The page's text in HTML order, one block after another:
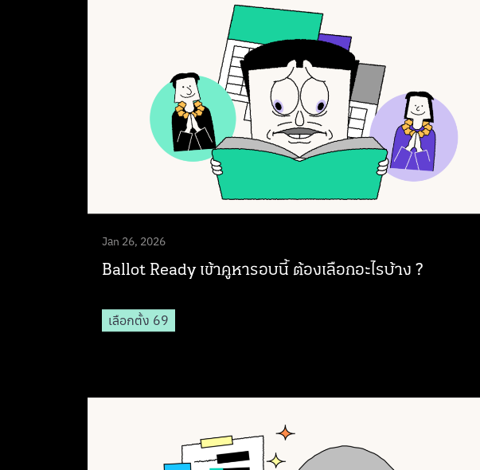
Jan 26, 2026
Ballot Ready เข้าคูหารอบนี้ ต้องเลือกอะไรบ้าง ?
เลือกตั้ง 69